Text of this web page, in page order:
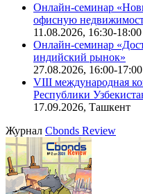
Онлайн-семинар
офисную
11.08.2026, 16:30-
Онлайн-семинар
индийский рынок»
27.08.2026, 16:00-
VIII международная
Республики
17.09.2026, Ташкент
Журнал Cbonds Review